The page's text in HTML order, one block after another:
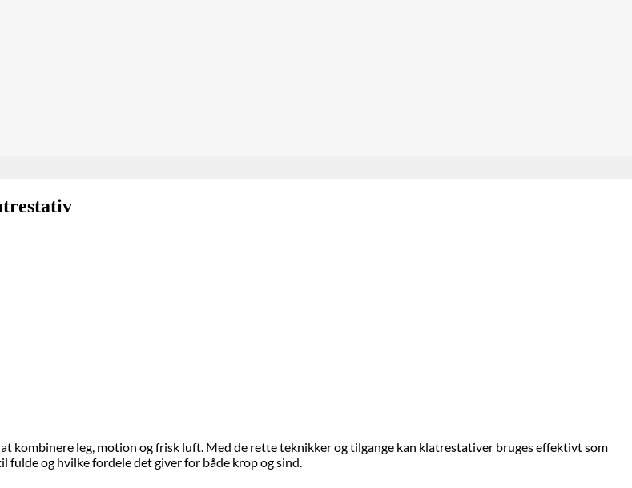
kombinere leg, motion og frisk luft. Med de rette teknikker og tilgange kan klatrestativer bruges effektivt som
og hvilke fordele det giver for både krop og sind.